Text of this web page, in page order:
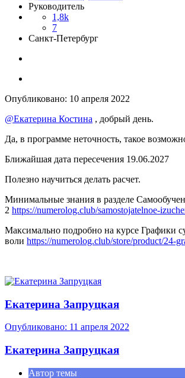
Руководитель
1,8k
7
Санкт-Петербург
Опубликовано: 10 апреля 2022
@Екатерина Костина , добрый день.
Да, в программе неточность, такое
Ближайшая дата пересечения 19.06.2027
Полезно научиться делать расчет.
Минимальные знания в разделе
2 https://numerolog.club/samostojatelnoe-
Максимально подробно на курсе Графики
воли https://numerolog.club/store/product/24-
Екатерина Запруцкая
Опубликовано: 11 апреля 2022
Екатерина Запруцкая
Автор темы